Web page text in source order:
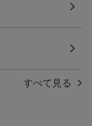
すべて見る